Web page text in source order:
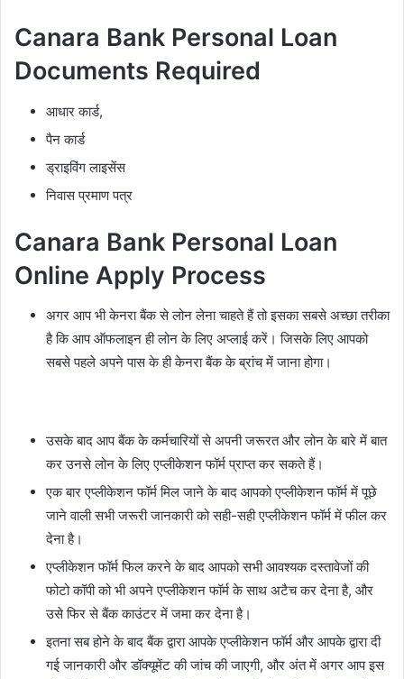
Canara Bank Personal Loan
Documents Required
आधार कार्ड,
पैन कार्ड
ड्राइविंग लाइसेंस
निवास प्रमाण पत्र
Canara Bank Personal Loan
Online Apply Process
अगर आप भी केनरा बैंक से लोन लेना चाहते हैं तो इसका सबसे अच्छा तरीका
है कि आप ऑफलाइन ही लोन के लिए अप्लाई करें। जिसके लिए आपको
सबसे पहले अपने पास के ही केनरा बैंक के ब्रांच में जाना होगा।
उसके बाद आप बैंक के कर्मचारियों से अपनी जरूरत और लोन के बारे में बात
कर उनसे लोन के लिए एप्लीकेशन फॉर्म प्राप्त कर सकते हैं।
एक बार एप्लीकेशन फॉर्म मिल जाने के बाद आपको एप्लीकेशन फॉर्म में पूछे
जाने वाली सभी जरूरी जानकारी को सही-सही एप्लीकेशन फॉर्म में फील कर
देना है।
एप्लीकेशन फॉर्म फिल करने के बाद आपको सभी आवश्यक दस्तावेजों की
फोटो कॉपी को भी अपने एप्लीकेशन फॉर्म के साथ अटैच कर देना है, और
उसे फिर से बैंक काउंटर में जमा कर देना है।
इतना सब होने के बाद बैंक द्वारा आपके एप्लीकेशन फॉर्म और आपके द्वारा दी
गई जानकारी और डॉक्यूमेंट की जांच की जाएगी, और अंत में अगर आप इस